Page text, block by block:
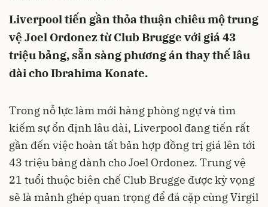
Liverpool tiến gần thỏa thuận chiêu mộ trung
vệ Joel Ordonez từ Club Brugge với giá 43
triệu bảng, sẵn sàng phương án thay thế lâu
dài cho Ibrahima Konate.
Trong nỗ lực làm mới hàng phòng ngự và tìm
kiếm sự ổn định lâu dài, Liverpool đang tiến rất
gần đến việc hoàn tất bản hợp đồng trị giá lên tới
43 triệu bảng dành cho Joel Ordonez. Trung vệ
21 tuổi thuộc biên chế Club Brugge được kỳ vọng
sẽ là mảnh ghép quan trọng để đá cặp cùng Virgil
Hủy Gửi